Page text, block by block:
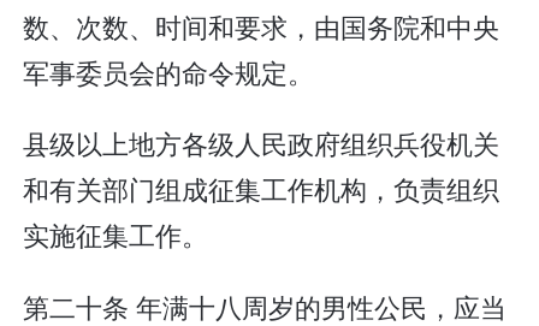
数、次数、时间和要求，由国务院和中央
军事委员会的命令规定。
县级以上地方各级人民政府组织兵役机关
和有关部门组成征集工作机构，负责组织
实施征集工作。
第二十条 年满十八周岁的男性公民，应当